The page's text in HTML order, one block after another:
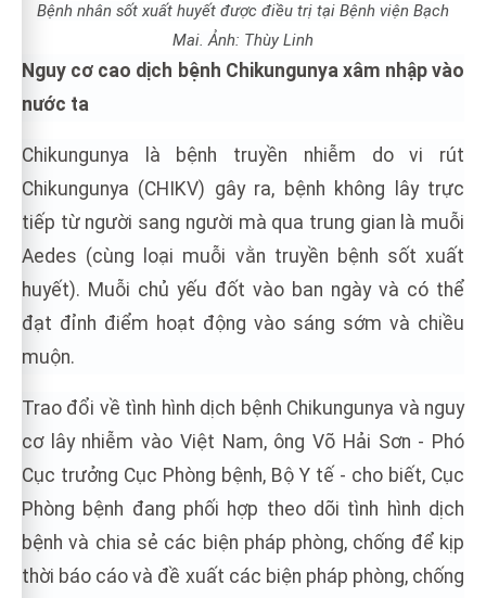
Bệnh nhân sốt xuất huyết được điều trị tại Bệnh viện Bạch
Mai. Ảnh: Thùy Linh
Nguy cơ cao dịch bệnh Chikungunya xâm nhập vào
nước ta
Chikungunya
là bệnh truyền nhiễm do vi rút
Chikungunya (CHIKV) gây ra, bệnh không lây trực
tiếp từ người sang người mà qua trung gian là muỗi
Aedes (cùng loại muỗi vằn truyền bệnh sốt xuất
huyết). Muỗi chủ yếu đốt vào ban ngày và có thể
đạt đỉnh điểm hoạt động vào sáng sớm và chiều
muộn.
Trao đổi về tình hình dịch bệnh Chikungunya và nguy
cơ lây nhiễm vào Việt Nam, ông Võ Hải Sơn - Phó
Cục trưởng Cục Phòng bệnh, Bộ Y tế - cho biết, Cục
Phòng bệnh đang phối hợp theo dõi tình hình dịch
bệnh và chia sẻ các biện pháp phòng, chống để kịp
thời báo cáo và đề xuất các biện pháp phòng, chống